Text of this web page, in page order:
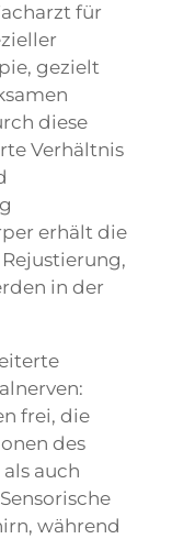
für
gezielt
diese
Verhältnis
erhält die
in der
frei, die
des
auch
während